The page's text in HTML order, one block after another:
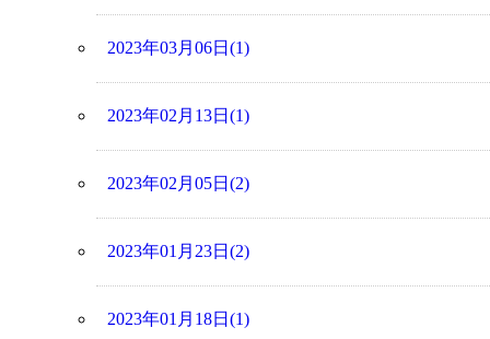
2023年03月06日(1)
2023年02月13日(1)
2023年02月05日(2)
2023年01月23日(2)
2023年01月18日(1)